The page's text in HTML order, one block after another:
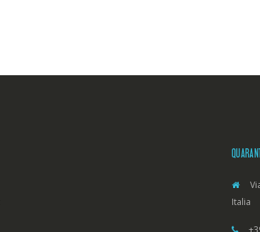
Italia